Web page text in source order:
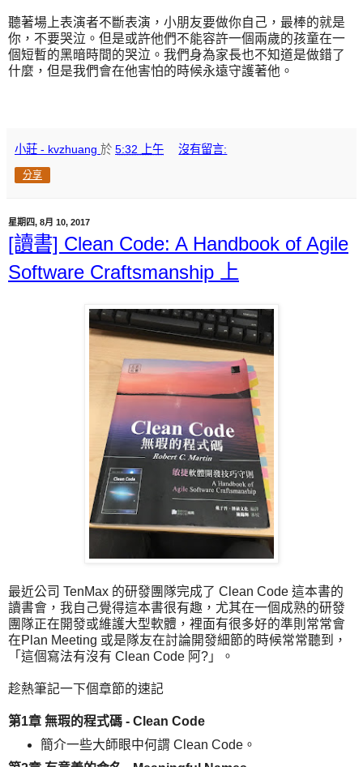
聽著場上表演者不斷表演，小朋友要做你自己，最棒的就是
你，不要哭泣。但是或許他們不能容許一個兩歲的孩童在一
個短暫的黑暗時間的哭泣。我們身為家長也不知道是做錯了
什麼，但是我們會在他害怕的時候永遠守護著他。
小莊 - kvzhuang 於 5:32 上午 沒有留言:
分享
星期四, 8月 10, 2017
[讀書] Clean Code: A Handbook of Agile
Software Craftsmanship 上
最近公司 TenMax 的研發團隊完成了 Clean Code 這本書的
讀書會，我自己覺得這本書很有趣，尤其在一個成熟的研發
團隊正在開發或維護大型軟體，裡面有很多好的準則常常會
在Plan Meeting 或是隊友在討論開發細節的時候常常聽到，
「這個寫法有沒有 Clean Code 阿?」。
趁熱筆記一下個章節的速記
第1章 無瑕的程式碼 - Clean Code
簡介一些大師眼中何謂 Clean Code。